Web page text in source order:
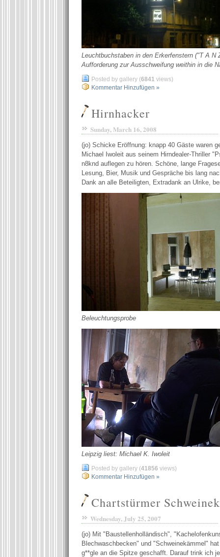
Leuchtbuchstaben in den Erkerfenstern ("T A N
Aufforderung zur Ausschweifung weithin in die
Posted by gallery (6841 views)
Kommentar Hinzufügen »
Hirnhacker
Sunday, March 16, 2008
(jo) Schicke Eröffnung: knapp 40 Gäste waren
Michael Iwoleit aus seinem Hirndealer-Thriller
n8knd auflegen zu hören. Schöne, lange
Lesung, Bier, Musik und Gespräche bis lang
Dank an alle Beteiligten, Extradank an Ulrike,
Beleuchtungsprobe
Leipzig liest: Michael K. Iwoleit
Posted by gallery (41856 views)
Kommentar Hinzufügen »
Chartstürmer
Wednesday, July 25, 2007
(jo) Mit "Baustellenholländisch",
Blechwaschbecken" und "Schweinekämmel"
g**gle an die Spitze geschafft. Darauf trink ich